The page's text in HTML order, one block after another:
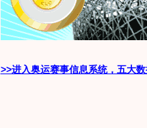
>>进入奥运赛事信息系统，五大